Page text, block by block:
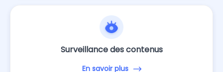
Surveillance des contenus
En savoir plus